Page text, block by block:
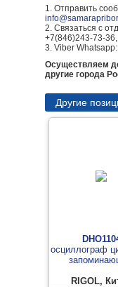
1. Отправить
2. Связаться с
+7(846)243-73-
3. Viber
Осуществляем
другие города
Другие
осциллограф
RIGOL,